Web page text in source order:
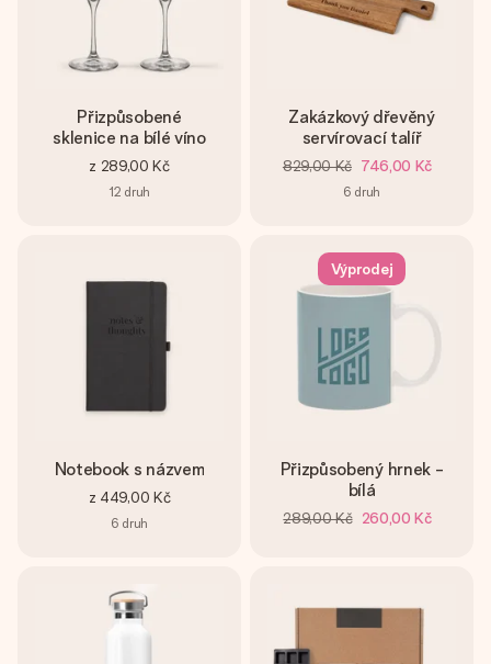
Přizpůsobené
sklenice na bílé víno
z 289,00 Kč
12 druh
Zakázkový dřevěný
servírovací talíř
829,00 Kč 746,00 Kč
6 druh
Notebook s názvem
z 449,00 Kč
6 druh
Výprodej
Přizpůsobený hrnek -
bílá
289,00 Kč 260,00 Kč